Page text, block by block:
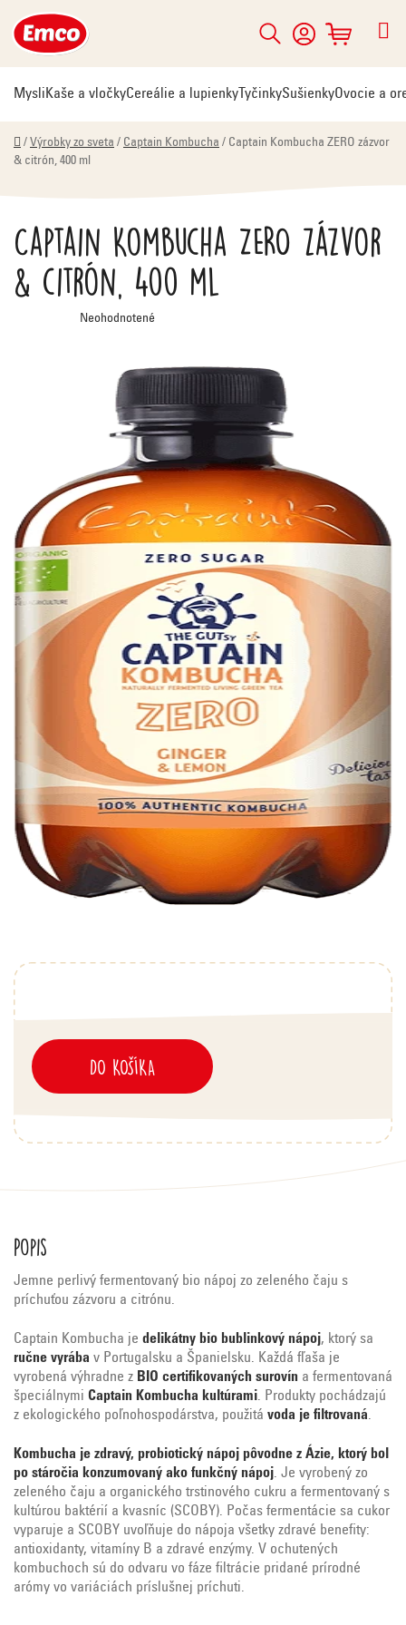
na
obsah
Hľadať
NÁKUPNÝ
KOŠÍK
MysliKaše a vločkyCereálie a lupienky TyčinkySušienkyOvocie a
Domov
/ Výrobky zo sveta / Captain Kombucha / Captain Kombucha ZERO zázvor
& citrón, 400 ml
DO KOŠÍKA
Captain Kombucha ZERO zázvor
& citrón, 400 ml
Priemerné
hodnotenie
hviezdičiek.
Neohodnotené
Popis
Jemne perlivý fermentovaný bio nápoj zo zeleného čaju s
príchuťou zázvoru a citrónu.
Captain Kombucha je delikátny bio bublinkový nápoj, ktorý sa
ručne vyrába v Portugalsku a Španielsku. Každá fľaša je
vyrobená výhradne z BIO certifikovaných surovín a fermentovaná
špeciálnymi Captain Kombucha kultúrami. Produkty pochádzajú
z ekologického poľnohospodárstva, použitá voda je filtrovaná.
Kombucha je zdravý, probiotický nápoj pôvodne z Ázie, ktorý bol
po stáročia konzumovaný ako funkčný nápoj. Je vyrobený zo
zeleného čaju a organického trstinového cukru a fermentovaný s
kultúrou baktérií a kvasníc (SCOBY). Počas fermentácie sa cukor
vyparuje a SCOBY uvoľňuje do nápoja všetky zdravé benefity:
antioxidanty, vitamíny B a zdravé enzýmy. V ochutených
kombuchoch sú do odvaru vo fáze filtrácie pridané prírodné
arómy vo variáciách príslušnej príchuti.